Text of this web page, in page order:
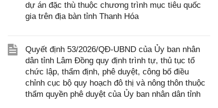
dự án đặc thù thuộc chương trình mục tiêu quốc
gia trên địa bàn tỉnh Thanh Hóa
Quyết định 53/2026/QĐ-UBND của Ủy ban nhân
dân tỉnh Lâm Đồng quy định trình tự, thủ tục tổ
chức lập, thẩm định, phê duyệt, công bố điều
chỉnh cục bộ quy hoạch đô thị và nông thôn thuộc
thẩm quyền phê duyệt của Ủy ban nhân dân tỉnh